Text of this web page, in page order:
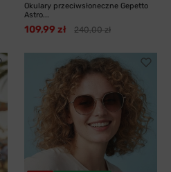
Okulary przeciwsłoneczne Gepetto
Astro...
109,99 zł 240,00 zł